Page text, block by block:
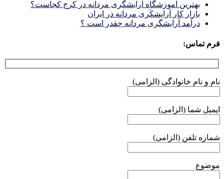
بهترین آموزشگاه آرایشگری مردانه در کرج کجاست؟
بازار كار آرايشكَرى مردانه در ايران
درآمد آرایشگری مردانه چقدر است ؟
فرم تماس:
نام و نام خانوادگی (الزامی)
ایمیل شما (الزامی)
شماره تلفن (الزامی)
موضوع